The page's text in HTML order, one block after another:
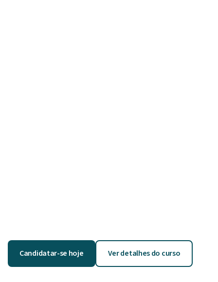
Candidatar-se hoje Ver detalhes do curso